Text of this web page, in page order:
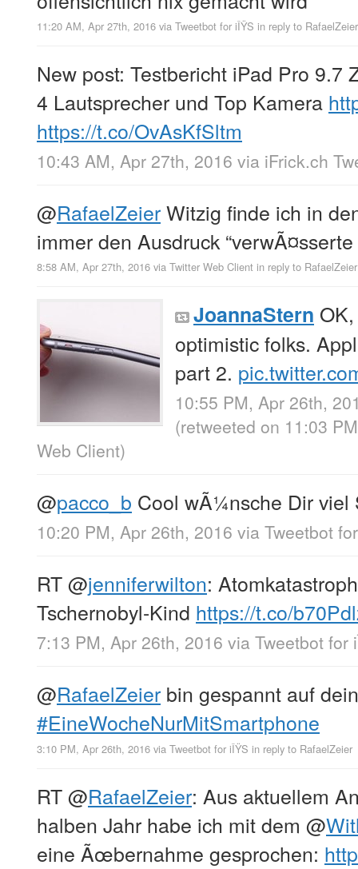
11:20 AM, Apr 27th, 2016 via Tweetbot for iÎŸS in reply to RafaelZeier
New post: Testbericht iPad Pro 9.7
4 Lautsprecher und Top Kamera
https://t.co/OvAsKfSltm
10:43 AM, Apr 27th, 2016 via iFrick.ch
@RafaelZeierWitzig finde ich in
immer den Ausdruck “verwÃ¤sserte
8:58 AM, Apr 27th, 2016 via Twitter Web Client in reply to RafaelZeier
JoannaStern
optimistic folks.
part 2.
10:55 PM, Apr 26th,
(retweeted on 11:03
Web Client)
@pacco_b Cool wÃ¼nsche Dir viel
10:20 PM, Apr 26th, 2016 via Tweetbot
RT@jenniferwilton:
Tschernobyl-Kind https://t.co/
7:13 PM, Apr 26th, 2016 via Tweetbot for
@RafaelZeier bin gespannt auf
#EineWocheNurMitSmartphone
3:10 PM, Apr 26th, 2016 via Tweetbot for iÎŸS in reply to RafaelZeier
RT@RafaelZeier: Aus aktuellem
halben Jahr habe ich mit dem @
eine Ãœbernahme gesprochen: